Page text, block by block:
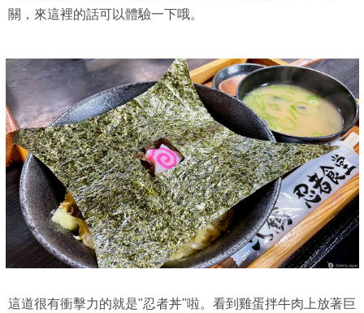
關，來這裡的話可以體驗一下哦。
這道很有衝擊力的就是"忍者丼"啦。看到雞蛋拌牛肉上放著巨